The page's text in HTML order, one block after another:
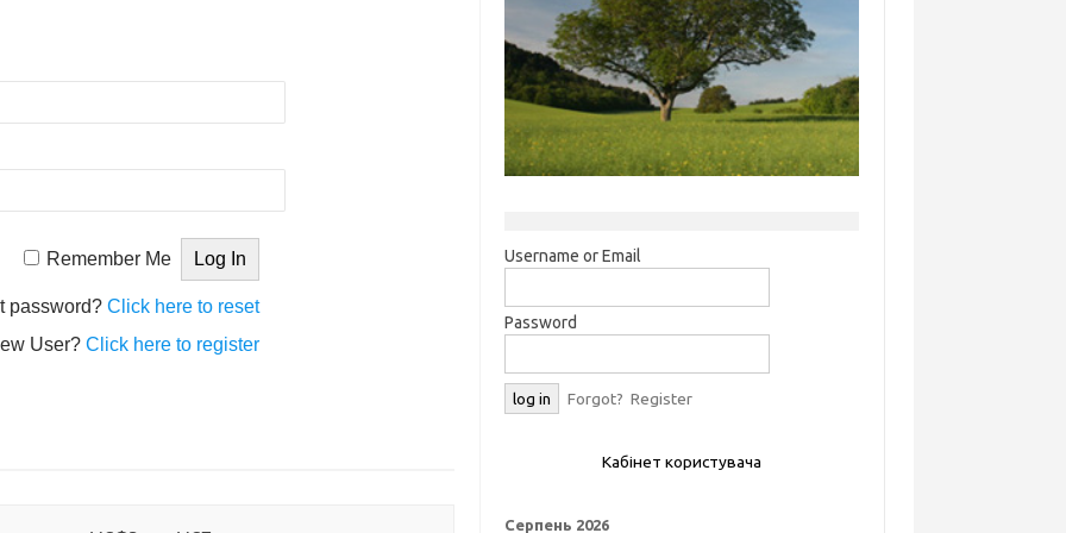
Remember Me
password? Click here to reset
User? Click here to register
Username or Email
Password
Forgot? Register
Кабінет користувача
Серпень 2026